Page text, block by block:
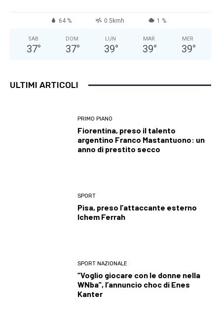
64 % 0.5kmh 1 %
SAB
37°
DOM
37°
LUN
39°
MAR
39°
MER
39°
ULTIMI ARTICOLI
PRIMO PIANO
Fiorentina, preso il talento
argentino Franco Mastantuono: un
anno di prestito secco
SPORT
Pisa, preso l’attaccante esterno
Ichem Ferrah
SPORT NAZIONALE
“Voglio giocare con le donne nella
WNba”, l’annuncio choc di Enes
Kanter